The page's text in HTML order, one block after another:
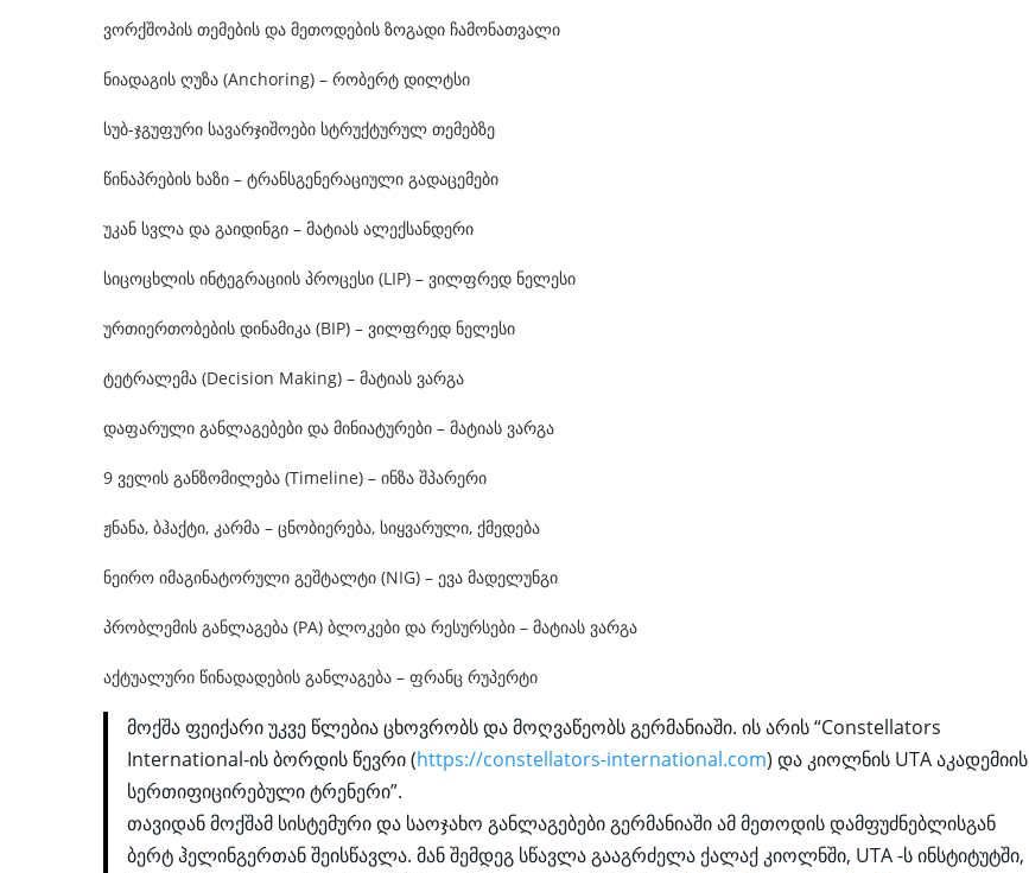
ვორქშოპის თემების და მეთოდების ზოგადი ჩამონათვალი
ნიადაგის ღუზა (Anchoring) – რობერტ დილტსი
სუბ-ჯგუფური სავარჯიშოები სტრუქტურულ თემებზე
წინაპრების ხაზი – ტრანსგენერაციული გადაცემები
უკან სვლა და გაიდინგი – მატიას ალექსანდერი
სიცოცხლის ინტეგრაციის პროცესი (LIP) – ვილფრედ ნელესი
ურთიერთობების დინამიკა (BIP) – ვილფრედ ნელესი
ტეტრალემა (Decision Making) – მატიას ვარგა
დაფარული განლაგებები და მინიატურები – მატიას ვარგა
9 ველის განზომილება (Timeline) – ინზა შპარერი
ჟნანა, ბჰაქტი, კარმა – ცნობიერება, სიყვარული, ქმედება
ნეირო იმაგინატორული გეშტალტი (NIG) – ევა მადელუნგი
პრობლემის განლაგება (PA) ბლოკები და რესურსები – მატიას ვარგა
აქტუალური წინადადების განლაგება – ფრანც რუპერტი
მოქშა ფეიქარი უკვე წლებია ცხოვრობს და მოღვაწეობს გერმანიაში. ის არის “Constellators
International-ის ბორდის წევრი (https://constellators-international.com) და კიოლნის UTA აკადემიის
სერთიფიცირებული ტრენერი”.
თავიდან მოქშამ სისტემური და საოჯახო განლაგებები გერმანიაში ამ მეთოდის დამფუძნებლისგან
ბერტ ჰელინგერთან შეისწავლა. მან შემდეგ სწავლა გააგრძელა ქალაქ კიოლნში, UTA -ს ინსტიტუტში,